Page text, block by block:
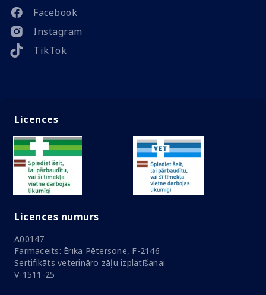
Facebook
Instagram
TikTok
Licences
Licences numurs
A00147
Farmaceits: Ērika Pētersone, F-2146
Sertifikāts veterināro zāļu izplatīšanai
V-1511-25